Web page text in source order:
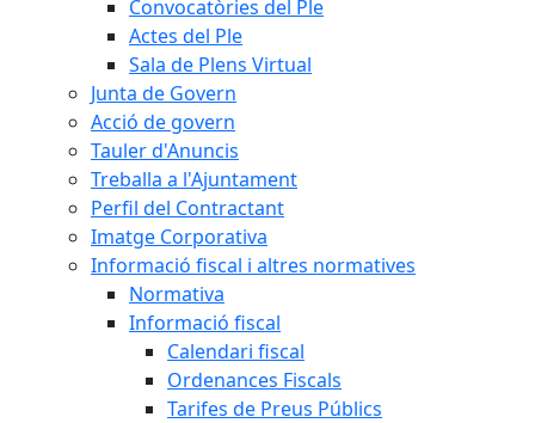
Convocatòries del Ple
Actes del Ple
Sala de Plens Virtual
Junta de Govern
Acció de govern
Tauler d'Anuncis
Treballa a l'Ajuntament
Perfil del Contractant
Imatge Corporativa
Informació fiscal i altres normatives
Normativa
Informació fiscal
Calendari fiscal
Ordenances Fiscals
Tarifes de Preus Públics